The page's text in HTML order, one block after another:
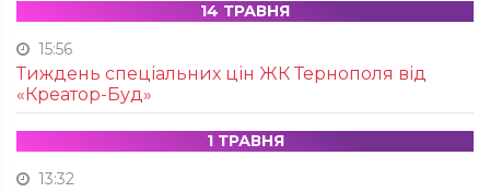
14 ТРАВНЯ
15:56
Тиждень спеціальних цін ЖК Тернополя від
«Креатор-Буд»
1 ТРАВНЯ
13:32